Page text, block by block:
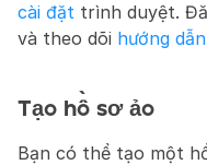
cài đặt trình duyệt.
và theo dõi hướng dẫn
Tạo hồ sơ ảo
Bạn có thể tạo một